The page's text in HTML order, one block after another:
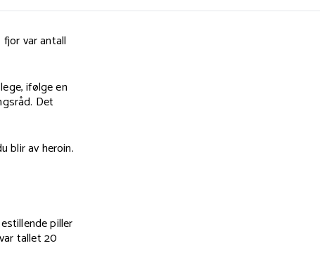
var antall
ifølge en
Det
blir av heroin.
piller
tallet 20